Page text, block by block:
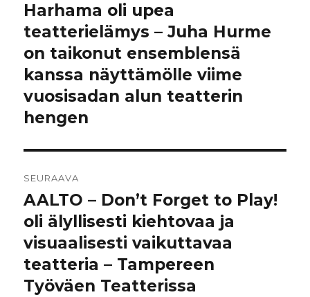
artikkeli:
Harhama oli upea
teatterielämys – Juha Hurme
on taikonut ensemblensä
kanssa näyttämölle viime
vuosisadan alun teatterin
hengen
SEURAAVA
Seuraava
artikkeli:
AALTO – Don’t Forget to Play!
oli älyllisesti kiehtovaa ja
visuaalisesti vaikuttavaa
teatteria – Tampereen
Työväen Teatterissa